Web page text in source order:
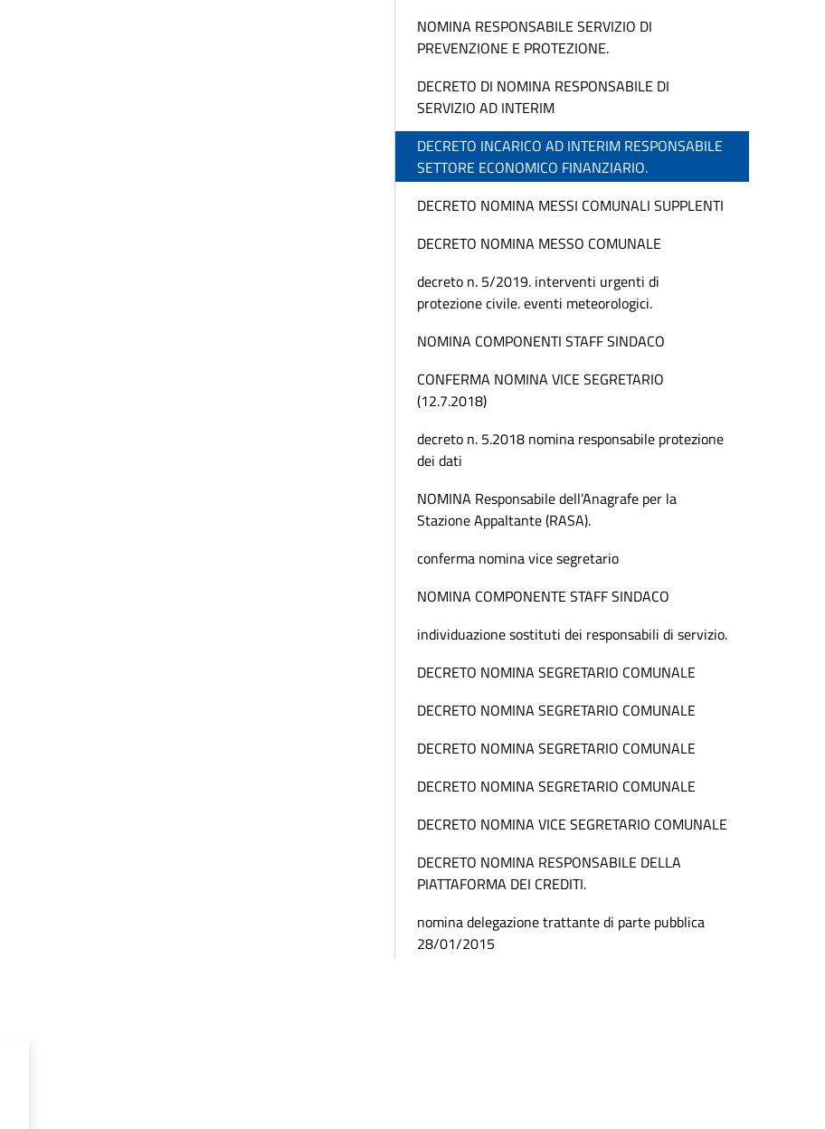
NOMINA RESPONSABILE SERVIZIO DI
PREVENZIONE E PROTEZIONE.
DECRETO DI NOMINA RESPONSABILE DI
SERVIZIO AD INTERIM
DECRETO INCARICO AD INTERIM RESPONSABILE
SETTORE ECONOMICO FINANZIARIO.
DECRETO NOMINA MESSI COMUNALI SUPPLENTI
DECRETO NOMINA MESSO COMUNALE
decreto n. 5/2019. interventi urgenti di
protezione civile. eventi meteorologici.
NOMINA COMPONENTI STAFF SINDACO
CONFERMA NOMINA VICE SEGRETARIO
(12.7.2018)
decreto n. 5.2018 nomina responsabile protezione
dei dati
NOMINA Responsabile dell’Anagrafe per la
Stazione Appaltante (RASA).
conferma nomina vice segretario
NOMINA COMPONENTE STAFF SINDACO
individuazione sostituti dei responsabili di servizio.
DECRETO NOMINA SEGRETARIO COMUNALE
DECRETO NOMINA SEGRETARIO COMUNALE
DECRETO NOMINA SEGRETARIO COMUNALE
DECRETO NOMINA SEGRETARIO COMUNALE
DECRETO NOMINA VICE SEGRETARIO COMUNALE
DECRETO NOMINA RESPONSABILE DELLA
PIATTAFORMA DEI CREDITI.
nomina delegazione trattante di parte pubblica
28/01/2015